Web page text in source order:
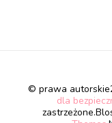
© prawa
dla
zastrzeżone.